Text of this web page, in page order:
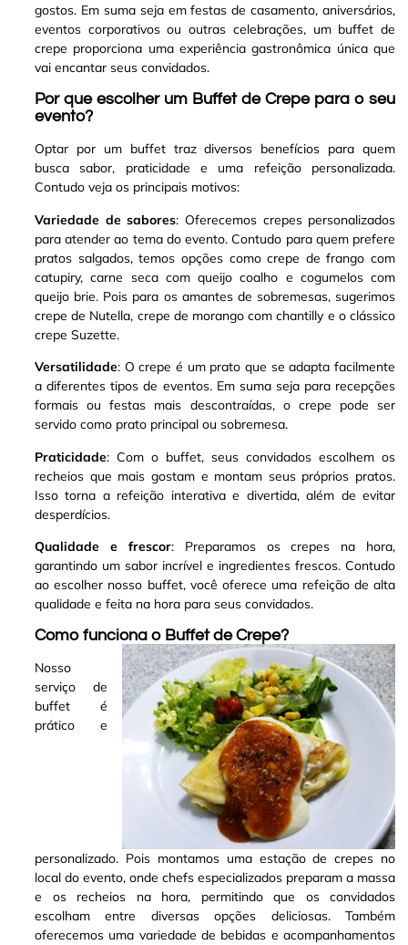
gostos. Em suma seja em festas de casamento, aniversários,
eventos corporativos ou outras celebrações, um buffet de
crepe proporciona uma experiência gastronômica única que
vai encantar seus convidados.
Por que escolher um Buffet de Crepe para o seu
evento?
Optar por um buffet traz diversos benefícios para quem
busca sabor, praticidade e uma refeição personalizada.
Contudo veja os principais motivos:
Variedade de sabores: Oferecemos crepes personalizados
para atender ao tema do evento. Contudo para quem prefere
pratos salgados, temos opções como crepe de frango com
catupiry, carne seca com queijo coalho e cogumelos com
queijo brie. Pois para os amantes de sobremesas, sugerimos
crepe de Nutella, crepe de morango com chantilly e o clássico
crepe Suzette.
Versatilidade: O crepe é um prato que se adapta facilmente
a diferentes tipos de eventos. Em suma seja para recepções
formais ou festas mais descontraídas, o crepe pode ser
servido como prato principal ou sobremesa.
Praticidade: Com o buffet, seus convidados escolhem os
recheios que mais gostam e montam seus próprios pratos.
Isso torna a refeição interativa e divertida, além de evitar
desperdícios.
Qualidade e frescor: Preparamos os crepes na hora,
garantindo um sabor incrível e ingredientes frescos. Contudo
ao escolher nosso buffet, você oferece uma refeição de alta
qualidade e feita na hora para seus convidados.
Como funciona o Buffet de Crepe?
Nosso
serviço de
buffet é
prático e
personalizado. Pois montamos uma estação de crepes no
local do evento, onde chefs especializados preparam a massa
e os recheios na hora, permitindo que os convidados
escolham entre diversas opções deliciosas. Também
oferecemos uma variedade de bebidas e acompanhamentos